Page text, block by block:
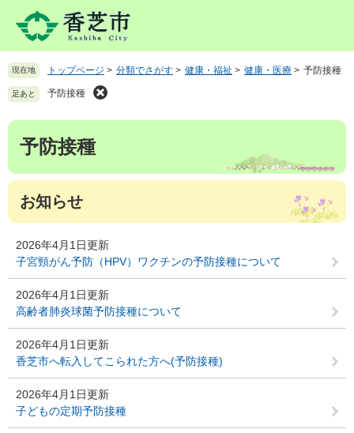
先
頭
す
を
飛
し
文
へ
現在地 トップページ > 分類でさがす > 健康・福祉 > 健康・医療 > 予防接種
足あと 予防接種
本
予防接種
お知らせ
2026年4月1日更新
子宮頸がん予防（HPV）ワクチンの予防接種について
2026年4月1日更新
高齢者肺炎球菌予防接種について
2026年4月1日更新
香芝市へ転入してこられた方へ(予防接種)
2026年4月1日更新
子どもの定期予防接種